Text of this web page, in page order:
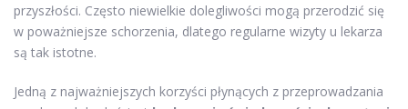
przyszłości. Często niewielkie dolegliwości mogą przerodzić się
w poważniejsze schorzenia, dlatego regularne wizyty u lekarza
są tak istotne.
Jedną z najważniejszych korzyści płynących z przeprowadzania